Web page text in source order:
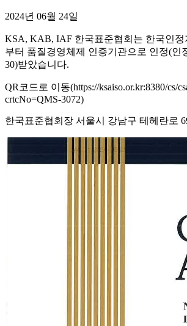
2024년 06월 24일
KSA, KAB, IAF 한국표준협회는 한국인
부터 품질경영체제 인증기관으로 인정(인
30)받았습니다.
QR코드로 이동(https://ksaiso.or.kr:8380/cs/
crtcNo=QMS-3072)
한국표준협회장 서울시 강남구 테헤란로